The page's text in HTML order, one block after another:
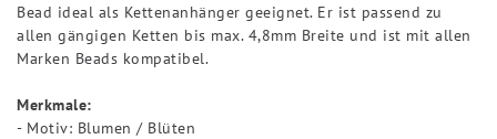
Bead ideal als Kettenanhänger geeignet. Er ist passend zu
allen gängigen Ketten bis max. 4,8mm Breite und ist mit allen
Marken Beads kompatibel.
Merkmale:
- Motiv: Blumen / Blüten